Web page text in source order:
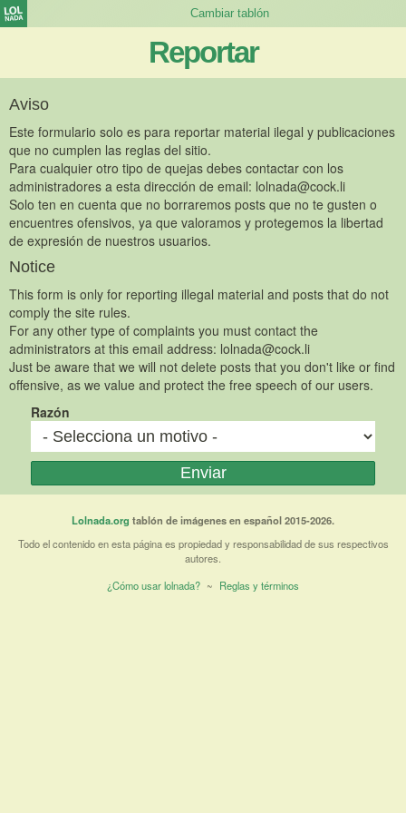
Reportar
Aviso
Este formulario solo es para reportar material ilegal y publicaciones
que no cumplen las reglas del sitio.
Para cualquier otro tipo de quejas debes contactar con los
administradores a esta dirección de email: lolnada@cock.li
Solo ten en cuenta que no borraremos posts que no te gusten o
encuentres ofensivos, ya que valoramos y protegemos la libertad
de expresión de nuestros usuarios.
Notice
This form is only for reporting illegal material and posts that do not
comply the site rules.
For any other type of complaints you must contact the
administrators at this email address: lolnada@cock.li
Just be aware that we will not delete posts that you don't like or find
offensive, as we value and protect the free speech of our users.
Razón
Lolnada.org tablón de imágenes en español 2015-2026.
Todo el contenido en esta página es propiedad y responsabilidad de sus respectivos
autores.
¿Cómo usar lolnada? ~ Reglas y términos